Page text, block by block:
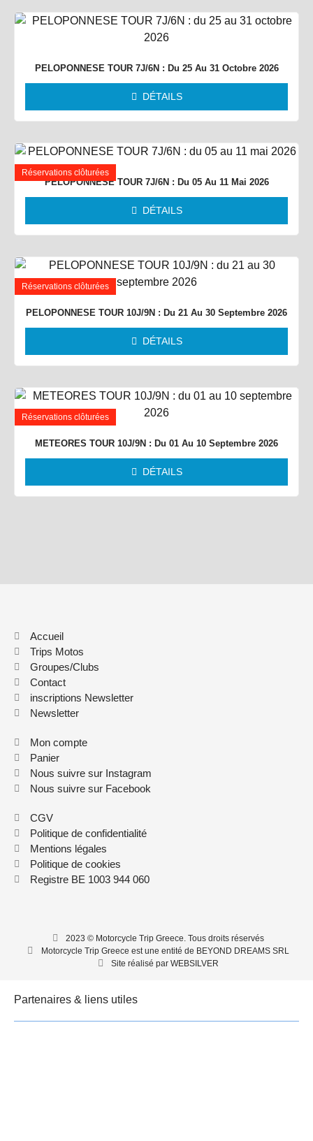
PELOPONNESE TOUR 7J/6N : Du 25 Au 31 Octobre 2026
DÉTAILS
Réservations clôturées
PELOPONNESE TOUR 7J/6N : Du 05 Au 11 Mai 2026
DÉTAILS
Réservations clôturées
PELOPONNESE TOUR 10J/9N : Du 21 Au 30 Septembre 2026
DÉTAILS
Réservations clôturées
METEORES TOUR 10J/9N : Du 01 Au 10 Septembre 2026
DÉTAILS
Accueil
Trips Motos
Groupes/Clubs
Contact
inscriptions Newsletter
Newsletter
Mon compte
Panier
Nous suivre sur Instagram
Nous suivre sur Facebook
CGV
Politique de confidentialité
Mentions légales
Politique de cookies
Registre BE 1003 944 060
2023 © Motorcycle Trip Greece. Tous droits réservés
Motorcycle Trip Greece est une entité de BEYOND DREAMS SRL
Site réalisé par WEBSILVER
Partenaires & liens utiles